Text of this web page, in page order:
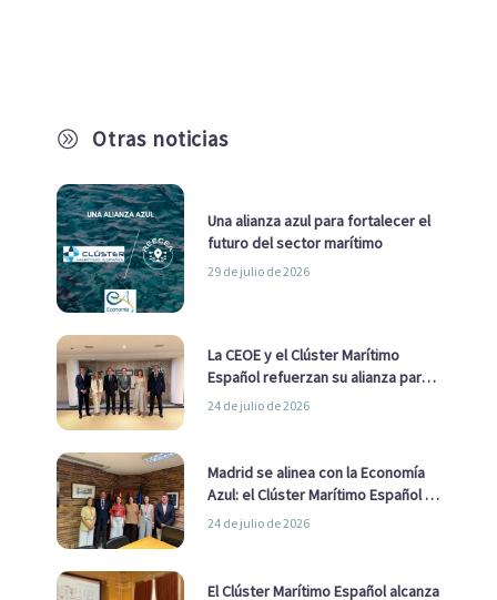
A Otras noticias
Una alianza azul para fortalecer el
futuro del sector marítimo
29 de julio de 2026
La CEOE y el Clúster Marítimo
Español refuerzan su alianza para
impulsar una estrategia Nacional
24 de julio de 2026
Madrid se alinea con la Economía
Azul: el Clúster Marítimo Español y
la Real Liga Naval avanzan alianzas
24 de julio de 2026
El Clúster Marítimo Español alcanza